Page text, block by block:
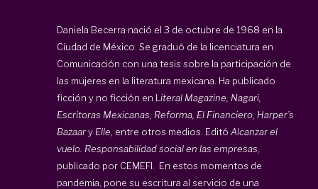
Daniela Becerra nació el 3 de octubre de 1968 en la
Ciudad de México. Se graduó de la licenciatura en
Comunicación con una tesis sobre la participación de
las mujeres en la literatura mexicana. Ha publicado
ficción y no ficción en L iteral Magazine, Nagari,
Escritoras Mexicanas, Reforma, El Financiero, Harper’s
Bazaary Elle, entre otros medios. Editó Alcanzar el
vuelo. Responsabilidad social en las empresas
publicado por CEMEFI. En estos momentos de
pandemia, pone su escritura al servicio de una